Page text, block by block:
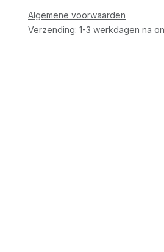
Algemene voorwaarden
Verzending: 1-3 werkdagen na